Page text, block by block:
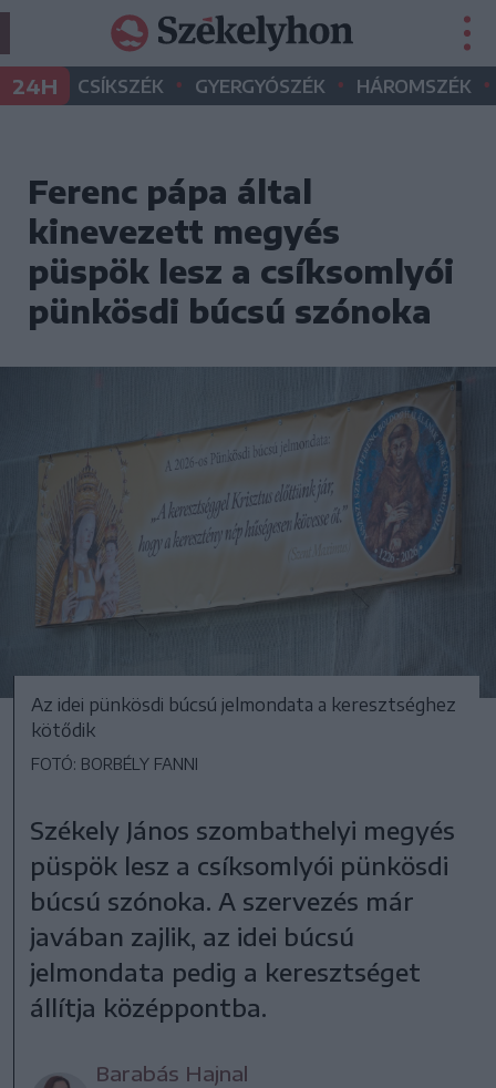
24H CSÍKSZÉK • GYERGYÓSZÉK • HÁROMSZÉK •
Ferenc pápa által
kinevezett megyés
püspök lesz a csíksomlyói
pünkösdi búcsú szónoka
Az idei pünkösdi búcsú jelmondata a keresztséghez
kötődik
FOTÓ: BORBÉLY FANNI
Székely János szombathelyi megyés
püspök lesz a csíksomlyói pünkösdi
búcsú szónoka. A szervezés már
javában zajlik, az idei búcsú
jelmondata pedig a keresztséget
állítja középpontba.
Barabás Hajnal